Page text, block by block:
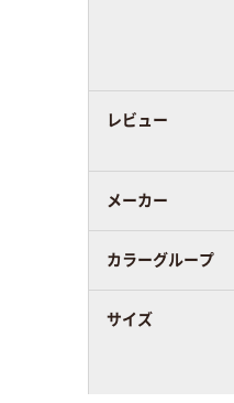
レビュー
メーカー
カラーグループ
サイズ